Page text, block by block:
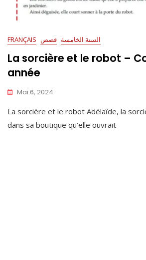
FRANÇAIS السنة الخامسة قصص
La sorcière et le robot –
année
Mai 6, 2024
La sorcière et le robot Adélaïde, la
dans sa boutique qu’elle ouvrait